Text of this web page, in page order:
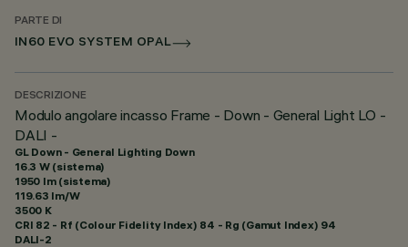
PARTE DI
IN60 EVO SYSTEM OPAL
DESCRIZIONE
Modulo angolare incasso Frame - Down - General Light LO -
DALI -
GL Down - General Lighting Down
16.3 W (sistema)
1950 lm (sistema)
119.63 lm/W
3500 K
CRI 82 - Rf (Colour Fidelity Index) 84 - Rg (Gamut Index) 94
DALI-2